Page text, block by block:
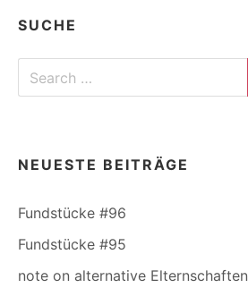
SUCHE
Search
for:
NEUESTE BEITRÄGE
Fundstücke #96
Fundstücke #95
note on alternative Elternschaften